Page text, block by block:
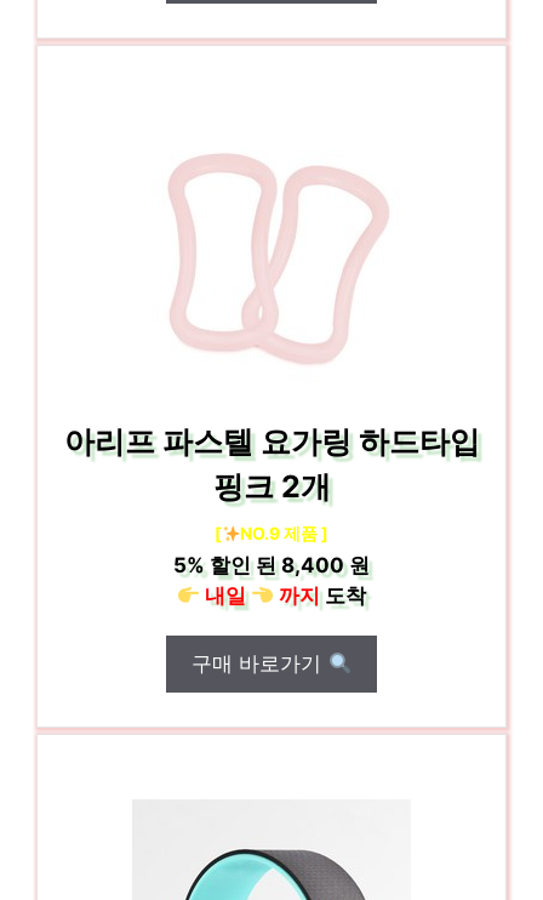
아리프 파스텔 요가링 하드타입
핑크 2개
[ NO.9 제품 ]
5%할인 된8,400 원
내일
까지도착
구매 바로가기